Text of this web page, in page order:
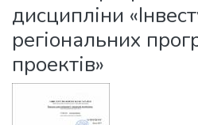
дисципліни
регіональних
проектів»